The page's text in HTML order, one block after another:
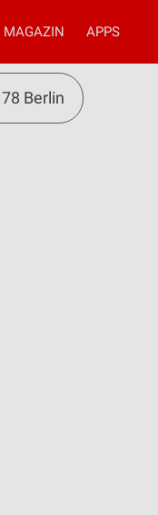
MAGAZIN APPS
Berlin